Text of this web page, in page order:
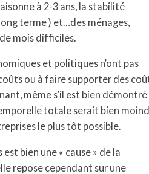
à 2-3 ans, la stabilité
terme ) et…des ménages,
mois difficiles.
et politiques n’ont pas
ou à faire supporter des
même s’il est bien démontré
totale serait bien
le plus tôt possible.
bien une « cause » de la
repose cependant sur une